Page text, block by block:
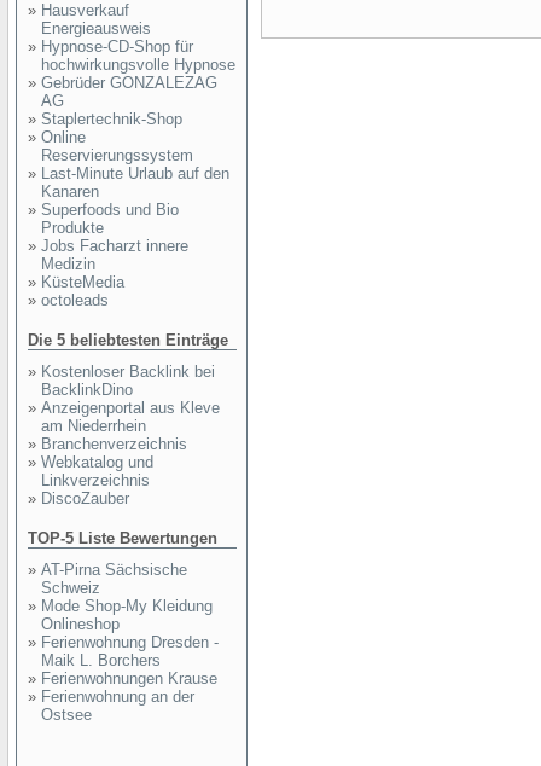
» Hausverkauf
Energieausweis
» Hypnose-CD-Shop für
hochwirkungsvolle Hypnose
» Gebrüder GONZALEZAG
AG
» Staplertechnik-Shop
» Online
Reservierungssystem
» Last-Minute Urlaub auf den
Kanaren
» Superfoods und Bio
Produkte
» Jobs Facharzt innere
Medizin
» KüsteMedia
» octoleads
Die 5 beliebtesten Einträge
» Kostenloser Backlink bei
BacklinkDino
» Anzeigenportal aus Kleve
am Niederrhein
» Branchenverzeichnis
» Webkatalog und
Linkverzeichnis
» DiscoZauber
TOP-5 Liste Bewertungen
» AT-Pirna Sächsische
Schweiz
» Mode Shop-My Kleidung
Onlineshop
» Ferienwohnung Dresden -
Maik L. Borchers
» Ferienwohnungen Krause
» Ferienwohnung an der
Ostsee